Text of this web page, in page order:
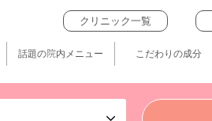
クリニック一覧
話題の院内メニュー こだわりの成分